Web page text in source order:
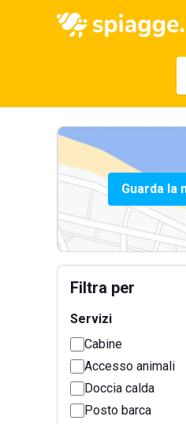
Guarda la
Filtra per
Servizi
Cabine
Accesso animali
Doccia calda
Posto barca